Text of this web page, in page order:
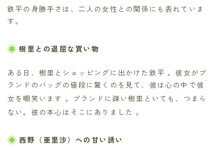
鉄平の身勝手さは、二人の女性との関係にも表れていま
す。
樹里との退屈な買い物
ある日、樹里とショッピングに出かけた鉄平 。彼女がブ
ランドのバッグの値段に驚くのを見て、彼は心の中で彼
女を嘲笑います 。ブランドに疎い樹里といても、つまら
ない。彼の本心はそこにありました 。
西野（亜里沙）への甘い誘い